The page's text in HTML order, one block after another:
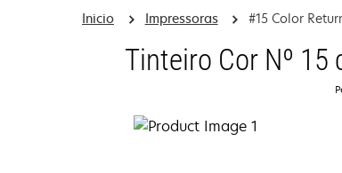
Inicio Impressoras #15 Color
Tinteiro Cor Nº 15